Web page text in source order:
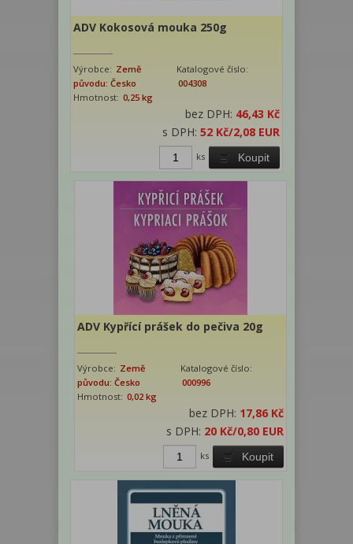
ADV Kokosová mouka 250g
Výrobce: Země
původu: Česko
Katalogové číslo:
004308
Hmotnost: 0,25 kg
bez DPH: 46,43 Kč
s DPH: 52 Kč/2,08 EUR
Koupit
ks
ADV Kypřící prášek do pečiva 20g
Výrobce: Země
původu: Česko
Katalogové číslo:
000996
Hmotnost: 0,02 kg
bez DPH: 17,86 Kč
s DPH: 20 Kč/0,80 EUR
Koupit
ks